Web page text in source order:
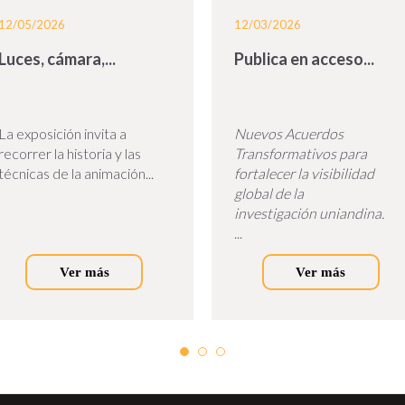
12/05/2026
Luces, cámara,...
La exposición invita a
recorrer la historia y las
técnicas de la animación...
Ver más
12/03/2026
Publica en acceso...
Nuevos Acuerdos
Transformativos para
fortalecer la visibilidad
global de la
investigación uniandina.
...
Ver más